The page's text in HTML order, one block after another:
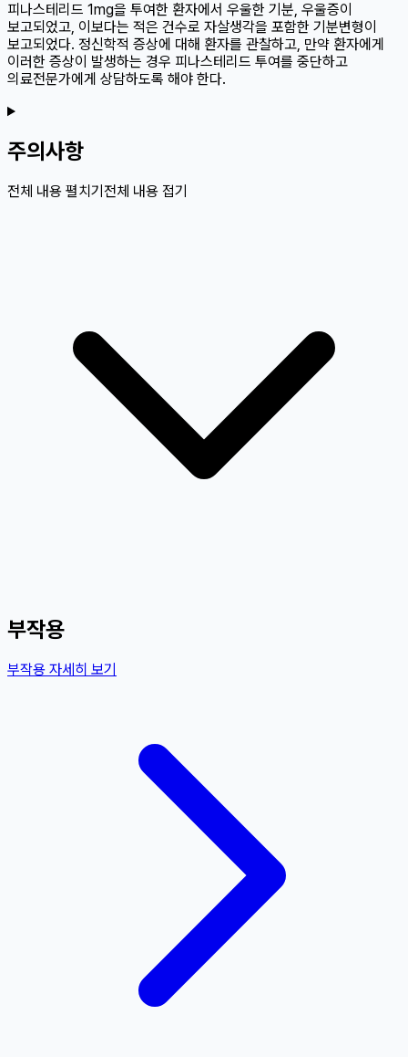
피나스테리드 1mg을 투여한 환자에서 우울한 기분, 우울증이
보고되었고, 이보다는 적은 건수로 자살생각을 포함한 기분변형이
보고되었다. 정신학적 증상에 대해 환자를 관찰하고, 만약 환자에게
이러한 증상이 발생하는 경우 피나스테리드 투여를 중단하고
의료전문가에게 상담하도록 해야 한다.
주의사항
전체 내용 펼치기전체 내용 접기
부작용
부작용 자세히 보기